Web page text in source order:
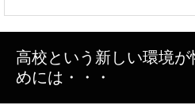
猫と人間の赤ちゃ
こと
高校という新しい環境
めには・・・